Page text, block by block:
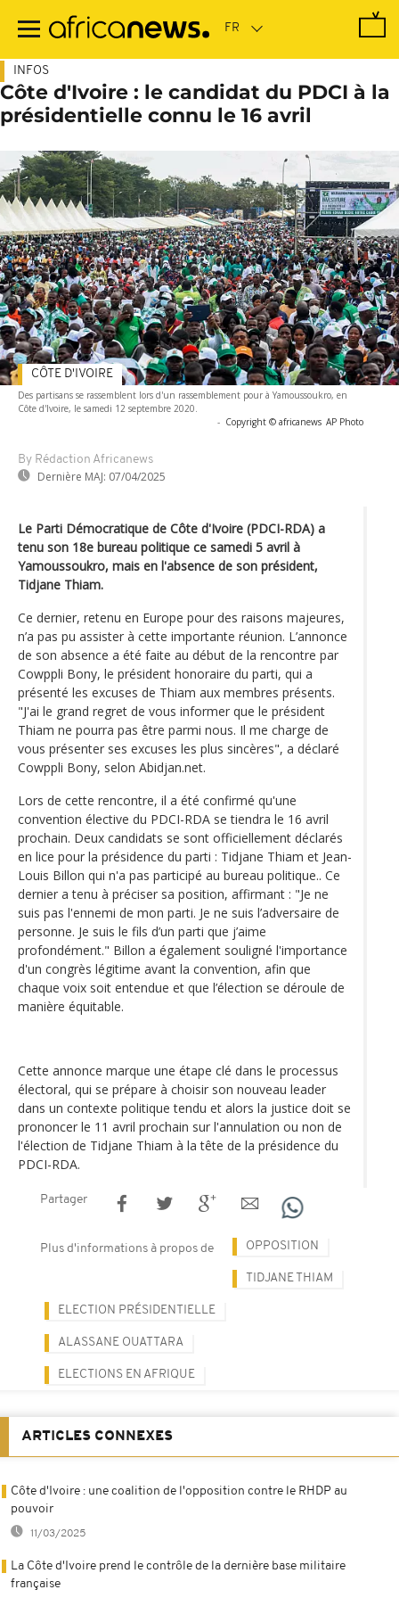
contenu
INFOS
Côte d'Ivoire : le candidat du PDCI à la
présidentielle connu le 16 avril
Des partisans se rassemblent lors d'un rassemblement pour à Yamoussoukro, en
Côte d'Ivoire, le samedi 12 septembre 2020.
- Copyright © africanews AP Photo
By Rédaction Africanews
Dernière MAJ: 07/04/2025
CÔTE D'IVOIRE
Le Parti Démocratique de Côte d'Ivoire (PDCI-RDA) a
tenu son 18e bureau politique ce samedi 5 avril à
Yamoussoukro, mais en l'absence de son président,
Tidjane Thiam.
Ce dernier, retenu en Europe pour des raisons majeures,
n’a pas pu assister à cette importante réunion. L’annonce
de son absence a été faite au début de la rencontre par
Cowppli Bony, le président honoraire du parti, qui a
présenté les excuses de Thiam aux membres présents.
"J'ai le grand regret de vous informer que le président
Thiam ne pourra pas être parmi nous. Il me charge de
vous présenter ses excuses les plus sincères", a déclaré
Cowppli Bony, selon Abidjan.net.
Lors de cette rencontre, il a été confirmé qu'une
convention élective du PDCI-RDA se tiendra le 16 avril
prochain. Deux candidats se sont officiellement déclarés
en lice pour la présidence du parti : Tidjane Thiam et Jean-
Louis Billon qui n'a pas participé au bureau politique.. Ce
dernier a tenu à préciser sa position, affirmant : "Je ne
suis pas l'ennemi de mon parti. Je ne suis l’adversaire de
personne. Je suis le fils d’un parti que j’aime
profondément." Billon a également souligné l'importance
d'un congrès légitime avant la convention, afin que
chaque voix soit entendue et que l’élection se déroule de
manière équitable.
Cette annonce marque une étape clé dans le processus
électoral, qui se prépare à choisir son nouveau leader
dans un contexte politique tendu et alors la justice doit se
prononcer le 11 avril prochain sur l'annulation ou non de
l'élection de Tidjane Thiam à la tête de la présidence du
PDCI-RDA.
Partager
Plus d'informations à propos de OPPOSITION
TIDJANE THIAM
ELECTION PRÉSIDENTIELLE
ALASSANE OUATTARA
ELECTIONS EN AFRIQUE
ARTICLES CONNEXES
Côte d'Ivoire : une coalition de l'opposition contre le RHDP au
pouvoir
11/03/2025
La Côte d'Ivoire prend le contrôle de la dernière base militaire
française